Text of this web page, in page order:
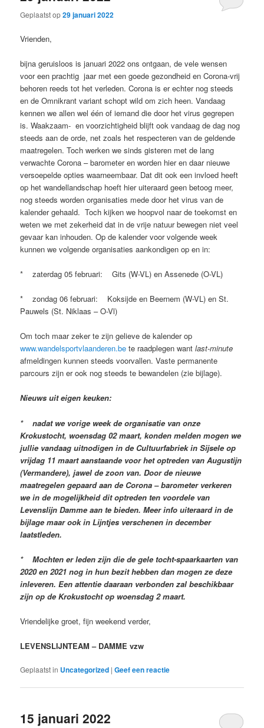
Geplaatst op29 januari 2022
Vrienden,
bijna geruisloos is januari 2022 ons ontgaan, de vele wensen
voor een prachtig jaar met een goede gezondheid en Corona-vrij
behoren reeds tot het verleden. Corona is er echter nog steeds
en de Omnikrant variant schopt wild om zich heen. Vandaag
kennen we allen wel één of iemand die door het virus gegrepen
is. Waakzaam- en voorzichtigheid blijft ook vandaag de dag nog
steeds aan de orde, net zoals het respecteren van de geldende
maatregelen. Toch werken we sinds gisteren met de lang
verwachte Corona – barometer en worden hier en daar nieuwe
versoepelde opties waarneembaar. Dat dit ook een invloed heeft
op het wandellandschap hoeft hier uiteraard geen betoog meer,
nog steeds worden organisaties mede door het virus van de
kalender gehaald. Toch kijken we hoopvol naar de toekomst en
weten we met zekerheid dat in de vrije natuur bewegen niet veel
gevaar kan inhouden. Op de kalender voor volgende week
kunnen we volgende organisaties aankondigen op en in:
* zaterdag 05 februari: Gits (W-VL) en Assenede (O-VL)
* zondag 06 februari: Koksijde en Beernem (W-VL) en St.
Pauwels (St. Niklaas – O-Vl)
Om toch maar zeker te zijn gelieve de kalender op
www.wandelsportvlaanderen.be te raadplegen want last-minute
afmeldingen kunnen steeds voorvallen. Vaste permanente
parcours zijn er ook nog steeds te bewandelen (zie bijlage).
Nieuws uit eigen keuken:
* nadat we vorige week de organisatie van onze
Krokustocht, woensdag 02 maart, konden melden mogen we
jullie vandaag uitnodigen in de Cultuurfabriek in Sijsele op
vrijdag 11 maart aanstaande voor het optreden van Augustijn
(Vermandere), jawel de zoon van. Door de nieuwe
maatregelen gepaard aan de Corona – barometer verkeren
we in de mogelijkheid dit optreden ten voordele van
Levenslijn Damme aan te bieden. Meer info uiteraard in de
bijlage maar ook in Lijntjes verschenen in december
laatstleden.
* Mochten er leden zijn die de gele tocht-spaarkaarten van
2020 en 2021 nog in hun bezit hebben dan mogen ze deze
inleveren. Een attentie daaraan verbonden zal beschikbaar
zijn op de Krokustocht op woensdag 2 maart.
Vriendelijke groet, fijn weekend verder,
LEVENSLIJNTEAM – DAMME vzw
Geplaatst in Uncategorized |Geef een reactie
15 januari 2022